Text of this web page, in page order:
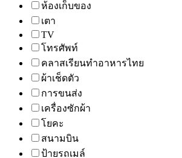
ห้องเก็บของ
เตา
TV
โทรศัพท์
คลาสเรียนทำอาหารไทย
ผ้าเช็ดตัว
การขนส่ง
เครื่องซักผ้า
โยคะ
สนามบิน
ป้ายรถเมล์